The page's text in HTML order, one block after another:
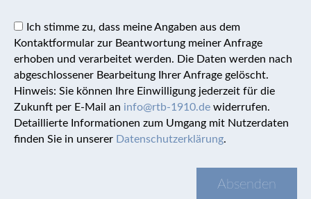
Ich stimme zu, dass meine Angaben aus dem
Kontaktformular zur Beantwortung meiner Anfrage
erhoben und verarbeitet werden. Die Daten werden nach
abgeschlossener Bearbeitung Ihrer Anfrage gelöscht.
Hinweis: Sie können Ihre Einwilligung jederzeit für die
Zukunft per E-Mail an info@rtb-1910.de widerrufen.
Detaillierte Informationen zum Umgang mit Nutzerdaten
finden Sie in unserer Datenschutzerklärung.